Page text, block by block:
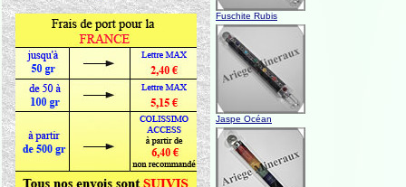
Fuschite Rubis
Jaspe Océan